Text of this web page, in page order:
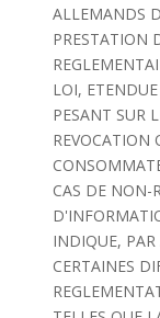
ALLEMANDS
PRESTATION
LOI,
PESANT SUR
REVOCATION
CAS DE NON-
INDIQUE, PAR
CERTAINES